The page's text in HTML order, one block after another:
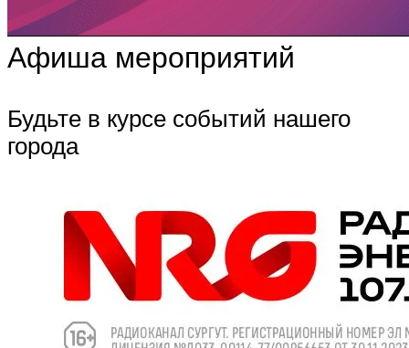
Афиша мероприятий
Будьте в курсе событий нашего
города